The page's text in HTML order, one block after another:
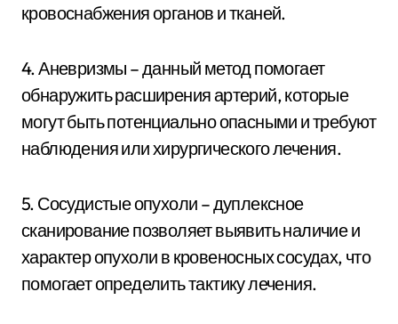
кровоснабжения органов и тканей.
4. Аневризмы – данный метод помогает
обнаружить расширения артерий, которые
могут быть потенциально опасными и требуют
наблюдения или хирургического лечения.
5. Сосудистые опухоли – дуплексное
сканирование позволяет выявить наличие и
характер опухоли в кровеносных сосудах, что
помогает определить тактику лечения.